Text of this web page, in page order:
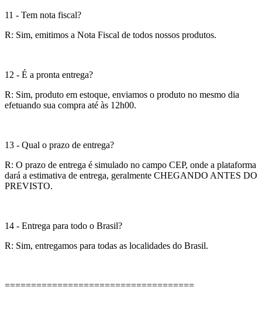
11 - Tem nota fiscal?
R: Sim, emitimos a Nota Fiscal de todos nossos produtos.
12 - É a pronta entrega?
R: Sim, produto em estoque, enviamos o produto no mesmo dia
efetuando sua compra até às 12h00.
13 - Qual o prazo de entrega?
R: O prazo de entrega é simulado no campo CEP, onde a plataforma
dará a estimativa de entrega, geralmente CHEGANDO ANTES DO
PREVISTO.
14 - Entrega para todo o Brasil?
R: Sim, entregamos para todas as localidades do Brasil.
====================================